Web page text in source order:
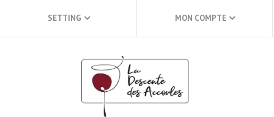
SETTING MON COMPTE